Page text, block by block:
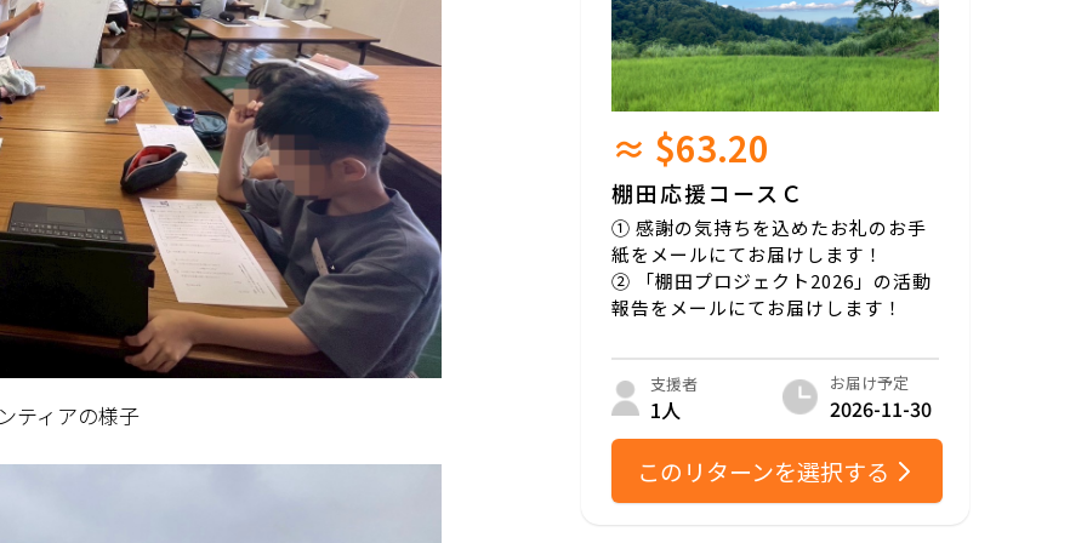
ティアの様子
≈ $63.20
棚田応援コースＣ
① 感謝の気持ちを込めたお礼のお手
紙をメールにてお届けします！
② 「棚田プロジェクト2026」の活動
報告をメールにてお届けします！
支援者
1人
お届け予定
2026-11-30
このリターンを選択する